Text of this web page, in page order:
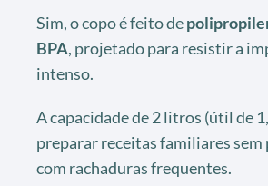
Sim, o copo é feito de
BPA, projetado para resistir a
intenso.
A capacidade de 2 litros (útil de
preparar receitas familiares sem
com rachaduras frequentes.